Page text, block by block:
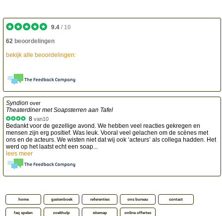
9.4 / 10
62 beoordelingen
bekijk alle beoordelingen:
Syndion over
Theaterdiner met Soapsterren aan Tafel
8 van10
Bedankt voor de gezellige avond. We hebben veel reacties gekregen en
mensen zijn erg positief. Was leuk. Vooral veel gelachen om de scènes met
ons en de acteurs. We wisten niet dat wij ook ‘acteurs’ als collega hadden. Het
werd op het laatst echt een soap...
lees meer
home gastenboek referenties ons bureau contact
faq spelen zoekhulp sitemap online offertes